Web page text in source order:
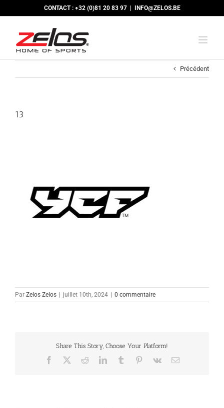
CONTACT : +32 (0)81 20 83 97 INFO@ZELOS.BE
Précédent
13
Par Zelos Zelos juillet 10th, 2024 0 commentaire
Share This Story, Choose Your Platform!
Facebook RedditLinkedInTumblr Pinterest
Vk Email